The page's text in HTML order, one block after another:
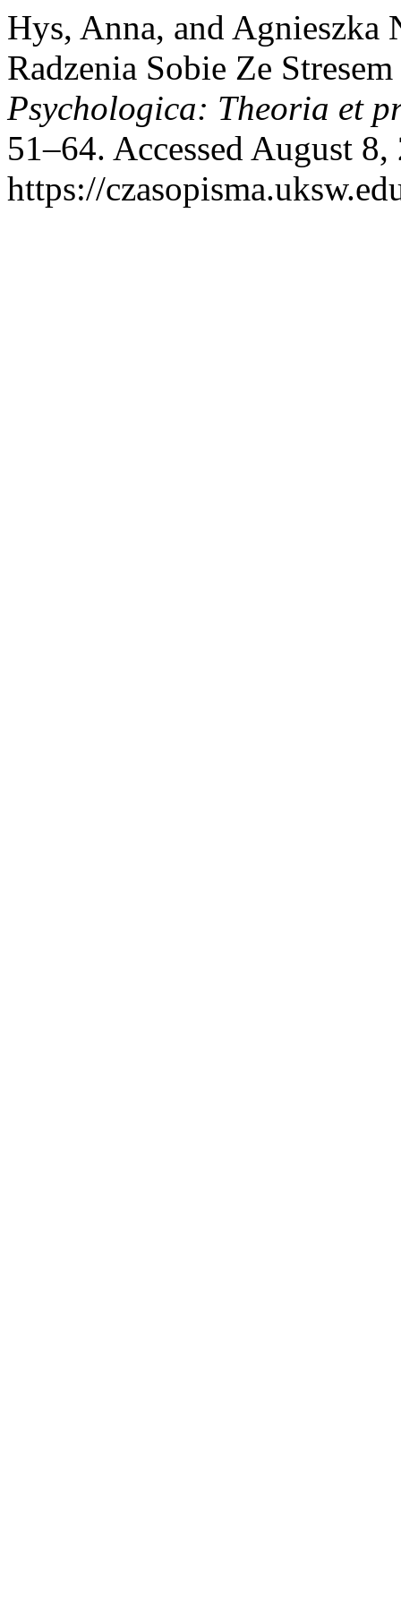
Hys, Anna, and Agnieszka
Radzenia Sobie Ze
Psychologica: Theoria et
51–64. Accessed August 8,
https://